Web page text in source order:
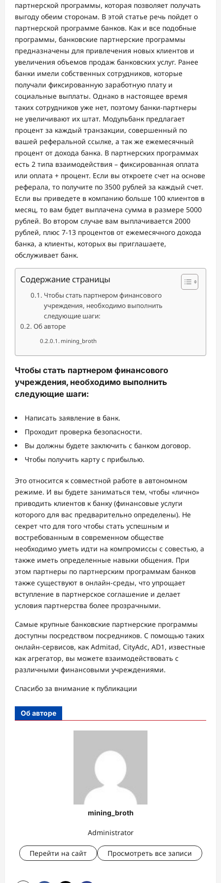
партнерской программы, которая позволяет получать
выгоду обеим сторонам. В этой статье речь пойдет о
партнерской программе банков. Как и все подобные
программы, банковские партнерские программы
предназначены для привлечения новых клиентов и
увеличения объемов продаж банковских услуг. Ранее
банки имели собственных сотрудников, которые
получали фиксированную заработную плату и
социальные выплаты. Однако в настоящее время
таких сотрудников уже нет, поэтому банки-партнеры
не увеличивают их штат. Модульбанк предлагает
процент за каждый транзакции, совершенный по
вашей реферальной ссылке, а так же ежемесячный
процент от дохода банка. В партнерских программах
есть 2 типа взаимодействия – фиксированная оплата
или оплата + процент. Если вы откроете счет на основе
реферала, то получите по 3500 рублей за каждый счет.
Если вы приведете в компанию больше 100 клиентов в
месяц, то вам будет выплачена сумма в размере 5000
рублей. Во втором случае вам выплачивается 2000
рублей, плюс 7-13 процентов от ежемесячного дохода
банка, а клиенты, которых вы приглашаете,
обслуживает банк.
Содержание страницы
Чтобы стать партнером финансового
учреждения, необходимо выполнить
следующие шаги:
Об авторе
mining_broth
Чтобы стать партнером финансового
учреждения, необходимо выполнить
следующие шаги:
Написать заявление в банк.
Проходит проверка безопасности.
Вы должны будете заключить с банком договор.
Чтобы получить карту с прибылью.
Это относится к совместной работе в автономном
режиме. И вы будете заниматься тем, чтобы «лично»
приводить клиентов к банку (финансовые услуги
которого для вас предварительно определены). Не
секрет что для того чтобы стать успешным и
востребованным в современном обществе
необходимо уметь идти на компромиссы с совестью, а
также иметь определенные навыки общения. При
этом партнеры по партнерским программам банков
также существуют в онлайн-среды, что упрощает
вступление в партнерское соглашение и делает
условия партнерства более прозрачными.
Самые крупные банковские партнерские программы
доступны посредством посредников. С помощью таких
онлайн-сервисов, как Admitad, CityAdс, AD1, известные
как агрегатор, вы можете взаимодействовать с
различными финансовыми учреждениями.
Спасибо за внимание к публикации
Об авторе
mining_broth
Administrator
Перейти на сайт Просмотреть все записи